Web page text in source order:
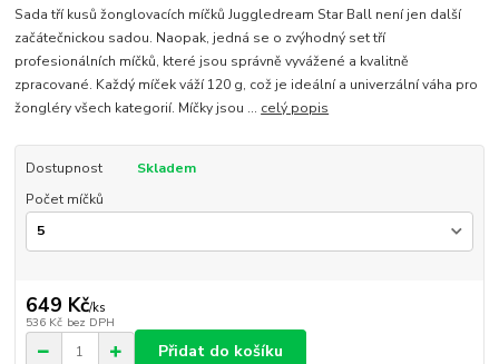
Sada tří kusů žonglovacích míčků Juggledream Star Ball není jen další
začátečnickou sadou. Naopak, jedná se o zvýhodný set tří
profesionálních míčků, které jsou správně vyvážené a kvalitně
zpracované. Každý míček váží 120 g, což je ideální a univerzální váha pro
žongléry všech kategorií. Míčky jsou ... celý popis
Dostupnost
Skladem
Počet míčků
649 Kč/ks
536 Kč bez DPH
Přidat do košíku